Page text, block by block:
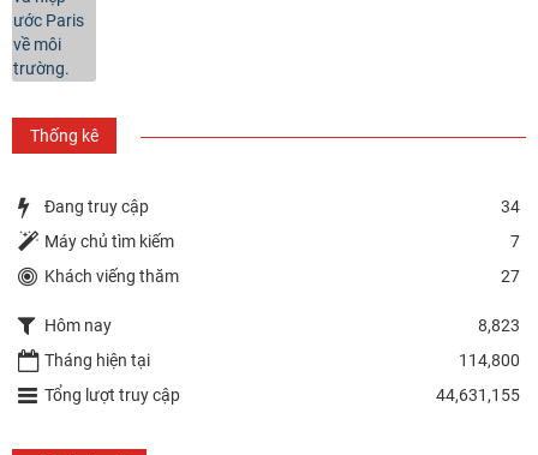
Thống kê
Đang truy cập
34
Máy chủ tìm kiếm
7
Khách viếng thăm
27
Hôm nay
8,823
Tháng hiện tại
114,800
Tổng lượt truy cập
44,631,155